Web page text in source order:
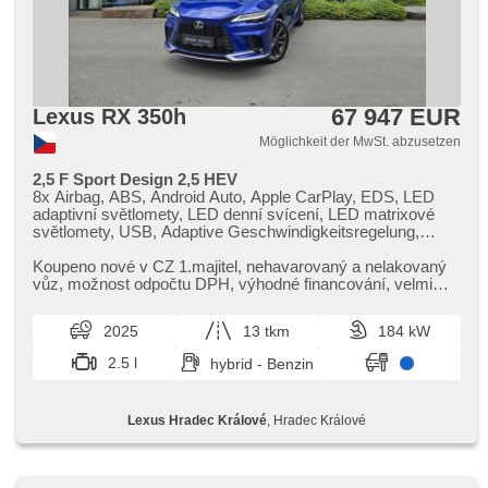
Lexus RX 350h 67 947 EUR
Möglichkeit der MwSt. abzusetzen
2,5 F Sport Design 2,5 HEV
8x Airbag, ABS, Android Auto, Apple CarPlay, EDS, LED
adaptivní světlomety, LED denní svícení, LED matrixové
světlomety, USB, Adaptive Geschwindigkeitsregelung,
osvětlení interiéru, asistent jízdy v jízdním pruhu, asistent
jízdy v koloně, asistent rozjezdu do kopce (HSA), autom.
Automatikgetriebe, autom. einstellbares Lenkrad,
samostmívací zrcátka, automatické přepínání dálkových
světel, Autoradio, bezdrátová nabíječka mobilních telefonů,
bezklíčové odemykání, Bluetooth, Zentralverriegelung mit
příjem rádia (DAB), digitální přístrojová deska, digitální
přístrojový štít, 2-Zonen Klimaanlage, Teilbare
Koupeno nové v CZ 1.majitel,​ nehavarovaný a nelakovaný
vůz,​ možnost odpočtu DPH,​ výhodné financování,​ velmi
2025 13 tkm
184 kW
2.5 l
hybrid - Benzin
Lexus Hradec Králové , Hradec Králové